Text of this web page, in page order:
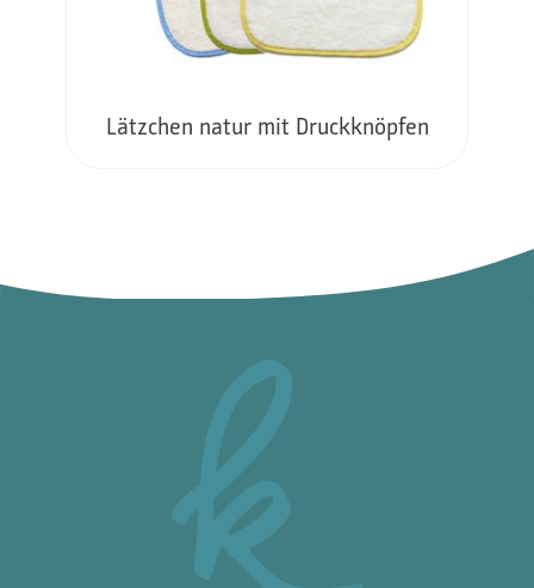
Lätzchen natur mit Druckknöpfen